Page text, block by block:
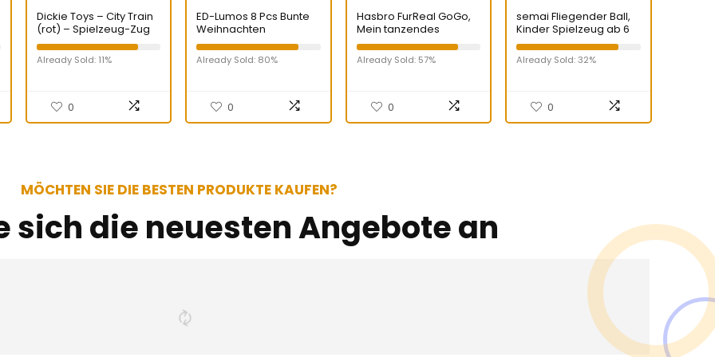
Dickie Toys – City Train
(rot) – Spielzeug-Zug
(45 cm) auf Rädern mit
Türen & Dach zum
Öffnen, Eisenbahn für
Already Sold: 11%
0
ED-Lumos 8 Pcs Bunte
Weihnachten
Weihnachtsmann
Helium Ballons für
Spielzeug Dekoration
Already Sold: 80%
0
Hasbro FurReal GoGo,
Mein tanzendes
Hündchen, interaktives,
elektronisches
Tierchen, 50+
Jahren
Already Sold: 57%
0
semai Fliegender Ball,
Kinder Spielzeug ab 6
jahren, Spielzeug für
Jungen mit LED Licht,
Hand Controlled Hover
Jahre( Blue )
Already Sold: 32%
0
MÖCHTEN SIE DIE BESTEN PRODUKTE KAUFEN?
sich die neuesten Angebote an